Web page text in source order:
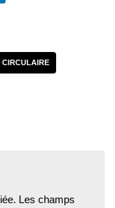
CIRCULAIRE
Les champs